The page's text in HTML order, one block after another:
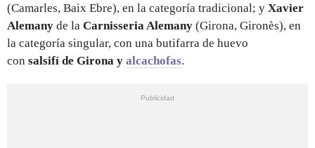
(Camarles, Baix Ebre), en la categoría tradicional; y Xavier
Alemany de la Carnisseria Alemany (Girona, Gironès), en
la categoría singular, con una butifarra de huevo
con salsifí de Girona y alcachofas.